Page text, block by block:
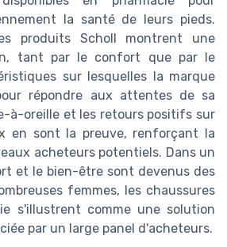
la santé de leurs pieds.
produits Scholl montrent une
tant par le confort que par le
sur lesquelles la marque
répondre aux attentes de sa
à-oreille et les retours positifs sur
en sont la preuve, renforçant la
acheteurs potentiels. Dans un
et le bien-être sont devenus des
femmes, les chaussures
s'illustrent comme une solution
par un large panel d'acheteurs.